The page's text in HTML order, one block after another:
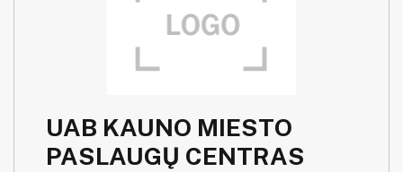
UAB KAUNO MIESTO
PASLAUGŲ CENTRAS